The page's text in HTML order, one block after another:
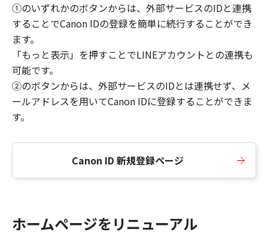
①のいずれかのボタンからは、外部サービスのIDと連携
することでCanon IDの登録を簡単に続行することができ
ます。
「もっと表示」を押すことでLINEアカウントとの連携も
可能です。
②のボタンからは、外部サービスのIDとは連携せず、メ
ールアドレスを用いてCanon IDに登録することができま
す。
Canon ID 新規登録ページ
ホームページをリニューアル